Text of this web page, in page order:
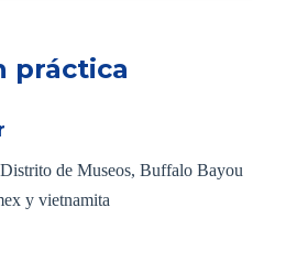
práctica
de Museos, Buffalo Bayou
y vietnamita